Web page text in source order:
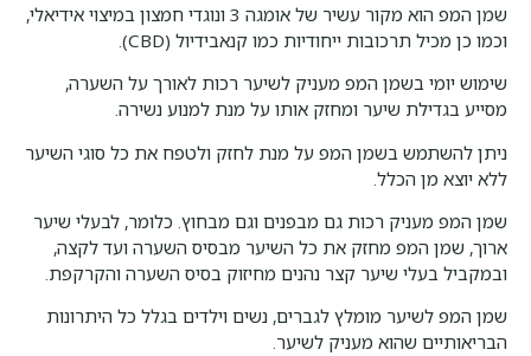
שמן המפ הוא מקור עשיר של אומגה 3 ונוגדי חמצון במיצוי אידיאלי,
וכמו כן מכיל תרכובות ייחודיות כמו קנאבידיול (CBD).
שימוש יומי בשמן המפ מעניק לשיער רכות לאורך על השערה,
מסייע בגדילת שיער ומחזק אותו על מנת למנוע נשירה.
ניתן להשתמש בשמן המפ על מנת לחזק ולטפח את כל סוגי השיער
ללא יוצא מן הכלל.
שמן המפ מעניק רכות גם מבפנים וגם מבחוץ. כלומר, לבעלי שיער
ארוך, שמן המפ מחזק את כל השיער מבסיס השערה ועד לקצה,
ובמקביל בעלי שיער קצר נהנים מחיזוק בסיס השערה והקרקפת.
שמן המפ לשיער מומלץ לגברים, נשים וילדים בגלל כל היתרונות
הבריאותיים שהוא מעניק לשיער.